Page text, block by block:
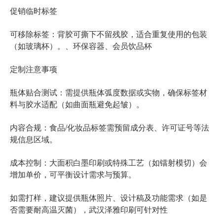
促销临时标签
可移除标签：背胶可撕下不留残胶，适合重复使用的包装
（如玻璃杯）。、环保容器、会员饮品杯
定制注意事项
瓶体贴合测试：需提供瓶体弧度数据或实物，确保标签材
料与胶水适配（如曲面瓶避免起皱）。
内容合规： 食品/化妆品标签需预留成分表、许可证号等法
规信息区域。
成本控制：大面积白墨印刷或特殊工艺（如镭射模切）会
增加单价，可平衡设计需求与预算。
如需打样，建议提供瓶体照片、设计稿及功能需求（如是
否需要耐高温灭菌），武汉泽雅印刷可针对性